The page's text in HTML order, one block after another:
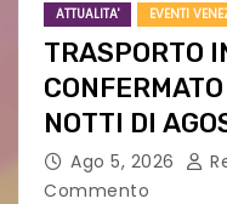
ATTUALITA' EVENTI
TRASPORTO
NOTTI DI
PERCORSI,
Ago 5, 2026
Commento